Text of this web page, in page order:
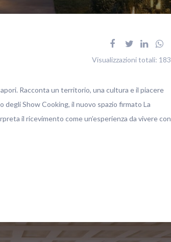
Visualizzazioni totali: 183
Racconta un territorio, una cultura e il piacere
Show Cooking, il nuovo spazio firmato La
il ricevimento come un’esperienza da vivere con